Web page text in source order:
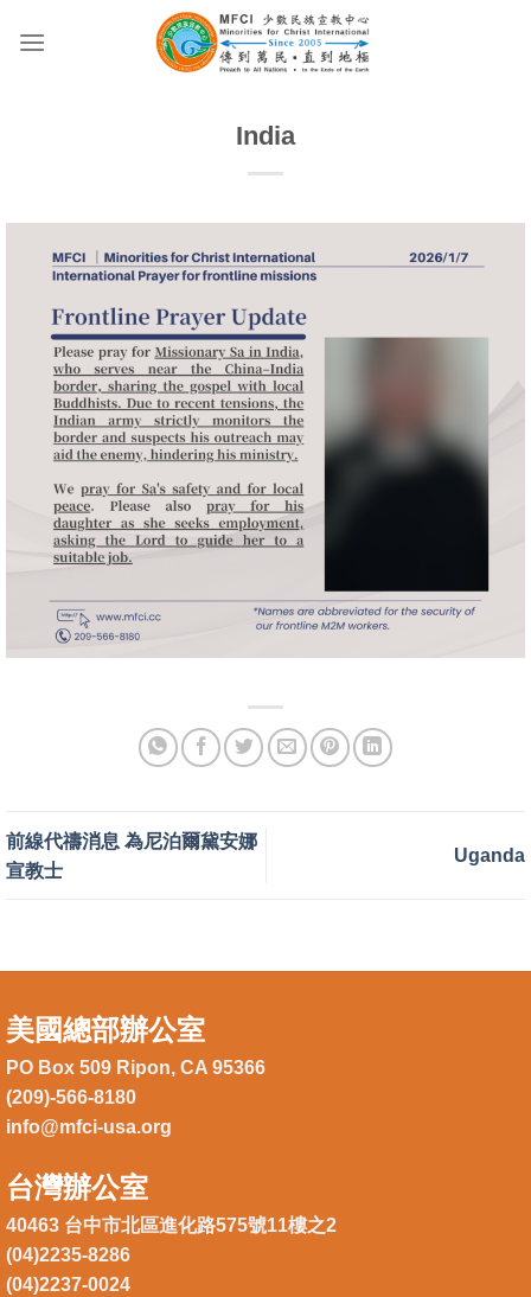
India
前線代禱消息 為尼泊爾黛安娜
宣教士
Uganda
美國總部辦公室
PO Box 509 Ripon, CA 95366
(209)-566-8180
info@mfci-usa.org
台灣辦公室
40463 台中市北區進化路575號11樓之2
(04)2235-8286
(04)2237-0024